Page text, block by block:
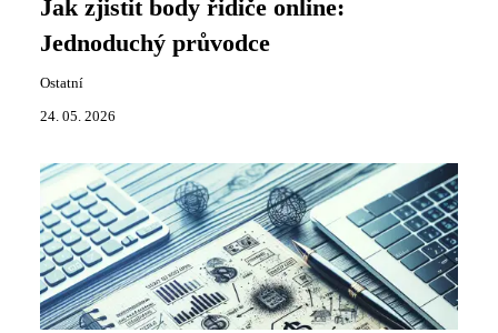
Jak zjistit body řidiče online:
Jednoduchý průvodce
Ostatní
24. 05. 2026